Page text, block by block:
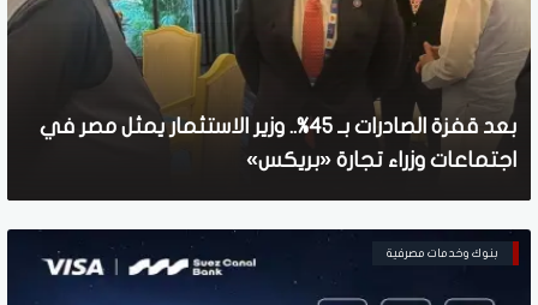
بعد قفزة الصادرات بـ 45%.. وزير الاستثمار يمثل مصر في
اجتماعات وزراء تجارة «بريكس»
بنوك وخدمات مصرفية